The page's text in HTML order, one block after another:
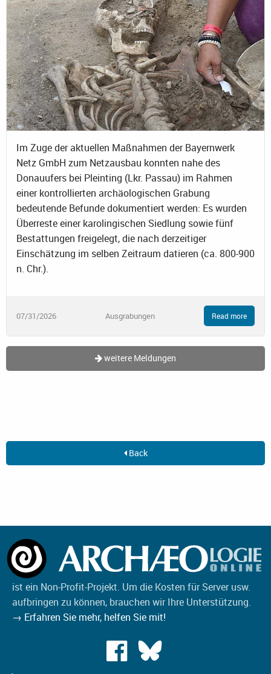
Im Zuge der aktuellen Maßnahmen der Bayernwerk
Netz GmbH zum Netzausbau konnten nahe des
Donauufers bei Pleinting (Lkr. Passau) im Rahmen
einer kontrollierten archäologischen Grabung
bedeutende Befunde dokumentiert werden: Es wurden
Überreste einer karolingischen Siedlung sowie fünf
Bestattungen freigelegt, die nach derzeitiger
Einschätzung im selben Zeitraum datieren (ca. 800-900
n. Chr.).
07/31/2026 Ausgrabungen Read more
weitere Meldungen
Back
ist ein Non-Profit-Projekt. Um die Kosten für Server usw.
aufbringen zu können, brauchen wir Ihre Unterstützung.
→ Erfahren Sie mehr, helfen Sie mit!